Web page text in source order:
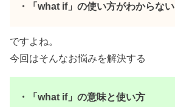
・「what if」の使い方がわからない
ですよね。
今回はそんなお悩みを解決する
・「what if」の意味と使い方